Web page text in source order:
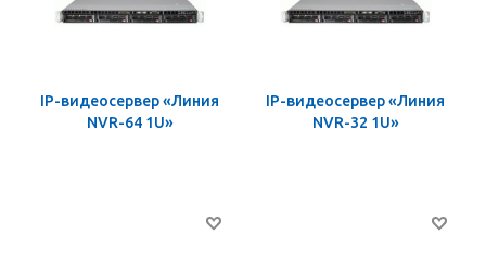
IP-видеосервер «Линия
NVR-64 1U»
IP-видеосервер «Линия
NVR-32 1U»